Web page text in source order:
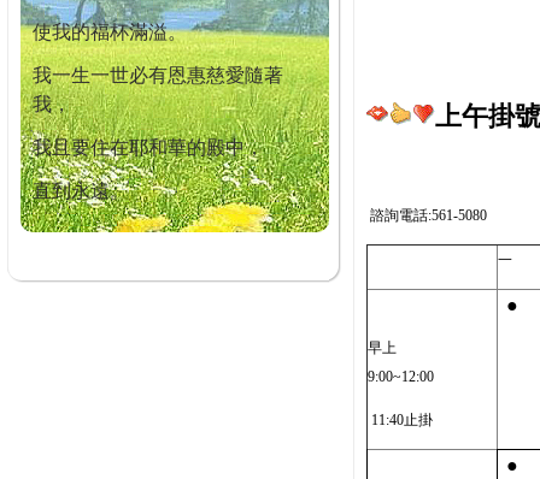
使我的福杯滿溢。
我一生一世必有恩惠慈愛隨著
我，
我且要住在耶和華的殿中，
直到永遠。
上午掛
諮詢電話:561-5080
一
早上
9:00~12:00
11:40止掛
●
●